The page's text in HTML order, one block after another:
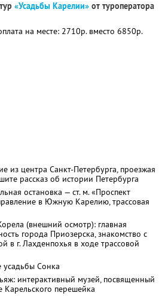
«Усадьбы Карелии» от туроператора
на месте: 2710р. вместо 6850р.
из центра Санкт-Петербурга, проезжая
рассказ об истории Петербурга
остановка — ст. м. «Проспект
в Южную Карелию, трассовая
(внешний осмотр): главная
города Приозерска, знакомство с
в г. Лахденпохья в ходе трассовой
Сонка
интерактивный музей, посвященный
Карельского перешейка